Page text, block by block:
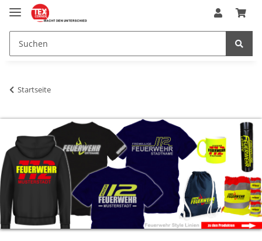
Startseite